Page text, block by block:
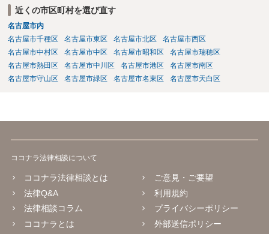
近くの市区町村を選び直す
名古屋市内
名古屋市千種区
名古屋市東区 名古屋市北区
名古屋市西区
名古屋市中村区
名古屋市中区 名古屋市昭和区
名古屋市瑞穂区
名古屋市熱田区
名古屋市中川区 名古屋市港区
名古屋市南区
名古屋市守山区
名古屋市緑区 名古屋市名東区 名古屋市天白区
ココナラ法律相談について
ココナラ法律相談とは
法律Q&A
法律相談コラム
ココナラとは
ご意見・ご要望
利用規約
プライバシーポリシー
外部送信ポリシー